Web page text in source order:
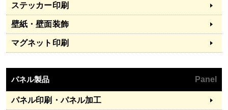
ステッカー印刷
壁紙・壁面装飾
マグネット印刷
パネル製品 Panel
パネル印刷・パネル加工